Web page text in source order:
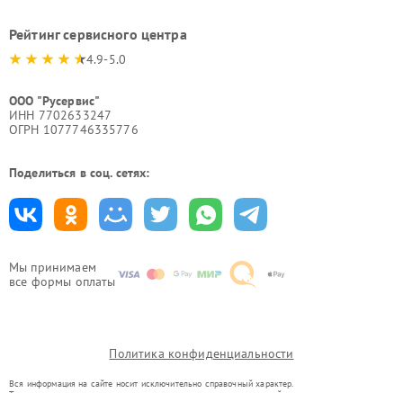
Мы принимаем
все формы оплаты
Рейтинг сервисного центра
4.9-5.0
ООО "Русервис"
ИНН 7702633247
ОГРН 1077746335776
Поделиться в соц. сетях:
Политика конфиденциальности
Вся информация на сайте носит исключительно справочный характер.